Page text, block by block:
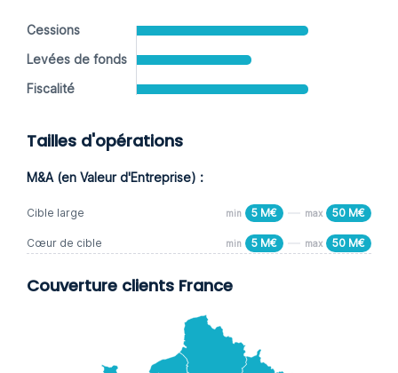
Cessions
Levées de fonds
Fiscalité
Tailles d'opérations
M&A (en Valeur d'Entreprise) :
Cible large min 5 M€ max 50 M€
Cœur de cible min 5 M€ max 50 M€
Couverture clients France